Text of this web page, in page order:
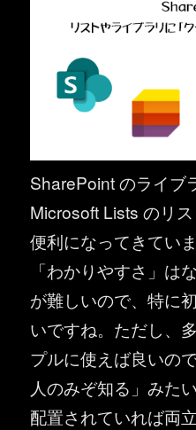
SharePoint のライブ
Microsoft Lists のリ
便利になってきてい
「わかりやすさ」は
が難しいので、特に
いですね。ただし、
プルに使えば良いの
人のみぞ知る」みた
配置されていれば両